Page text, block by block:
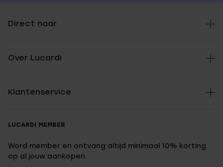
Direct naar
Over Lucardi
Klantenservice
LUCARDI MEMBER
Word member en ontvang altijd minimaal 10% korting
op al jouw aankopen